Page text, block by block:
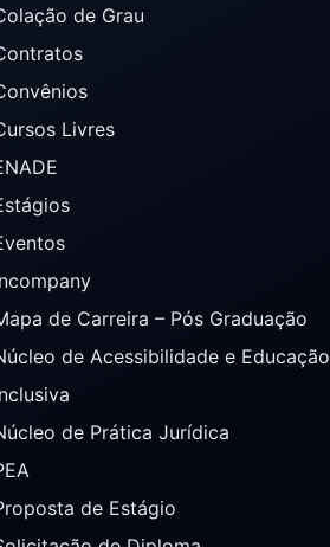
de Grau
Livres
de Carreira – Pós Graduação
de Acessibilidade e Educação
de Prática Jurídica
de Estágio